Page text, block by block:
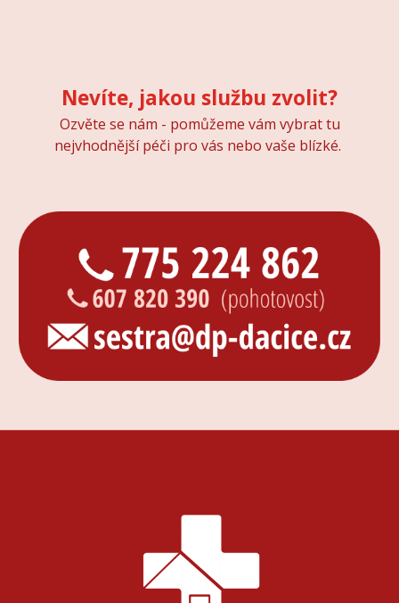
Nevíte, jakou službu zvolit?
Ozvěte se nám - pomůžeme vám vybrat tu
nejvhodnější péči pro vás nebo vaše blízké.